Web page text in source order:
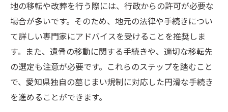
墓じまい後の宗教的儀式の計画
改葬先選びで失敗しないためのアドバイス
新しい墓地の立地条件の確認
費用対効果を考えた選択
改葬先の環境と管理体制の評価
家族の希望を反映した選択基準
地の移転や改葬を行う際には、行政からの許可が必要な
場合が多いです。そのため、地元の法律や手続きについ
て詳しい専門家にアドバイスを受けることを推奨しま
す。また、遺骨の移動に関する手続きや、適切な移転先
の選定も注意が必要です。これらのステップを踏むこと
で、愛知県独自の墓じまい規制に対応した円滑な手続き
を進めることができます。